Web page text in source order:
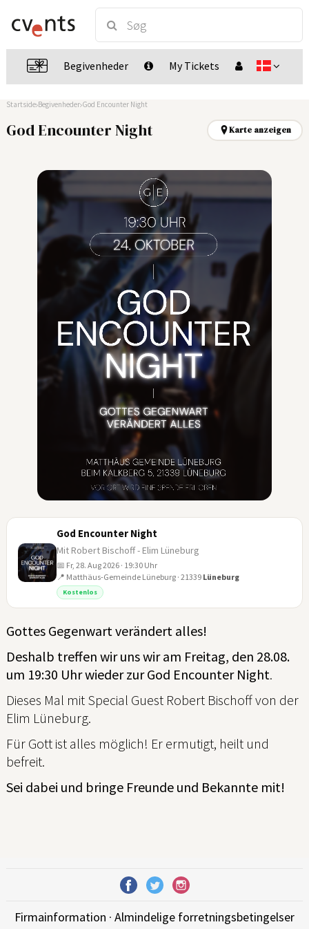
Begivenheder My Tickets
Startside Begivenheder God Encounter Night
God Encounter Night Karte anzeigen
God Encounter Night
Mit Robert Bischoff - Elim Lüneburg
📅 Fr, 28. Aug 2026 · 19:30 Uhr
📍 Matthäus-Gemeinde Lüneburg · 21339 Lüneburg
Kostenlos
Gottes Gegenwart verändert alles!
Deshalb treffen wir uns wir am Freitag, den 28.08.
um 19:30 Uhr wieder zur God Encounter Night.
Dieses Mal mit Special Guest Robert Bischoff von der
Elim Lüneburg.
Für Gott ist alles möglich! Er ermutigt, heilt und
befreit.
Sei dabei und bringe Freunde und Bekannte mit!
Firmainformation · Almindelige forretningsbetingelser